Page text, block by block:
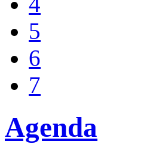
5
6
7
Agenda